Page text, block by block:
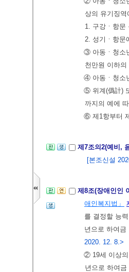
상의 유기징역
1. 구강ㆍ항문
2. 성기ㆍ항문
③ 아동ㆍ청소
천만원 이하
④ 아동ㆍ청소
⑤ 위계(僞計)
까지의 예에
⑥ 제1항부터
제7조의2(예비,
[본조신설
제8조(장애인인
애인복지법」
를 결정할 능
년으로 하여
2020. 12. 8.>
② 19세 이상의
년으로 하여